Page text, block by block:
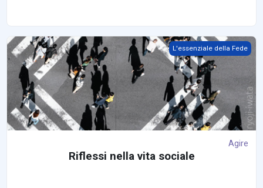
Agire
L'essenziale della Fede
Agire
Riflessi nella vita sociale